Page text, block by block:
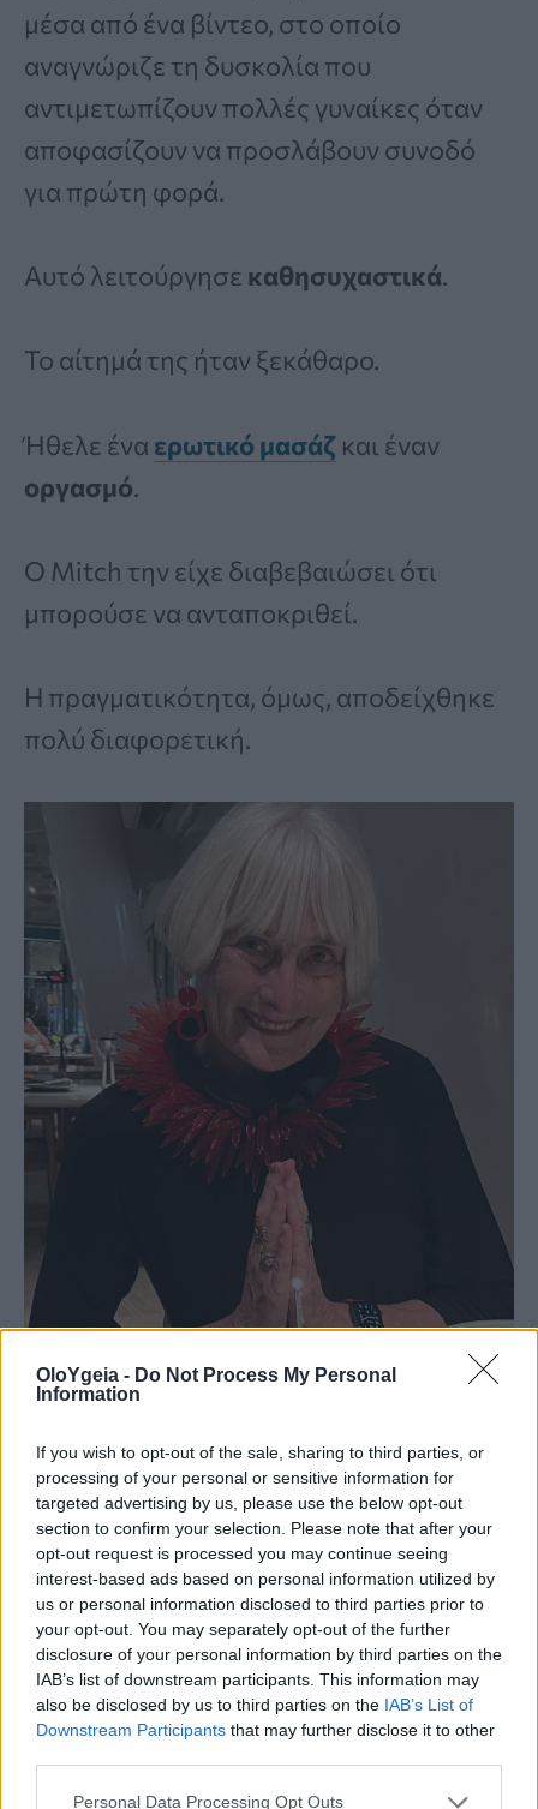
OloYgeia - Do Not Process My Personal
Information
If you wish to opt-out of the sale, sharing to third parties, or
processing of your personal or sensitive information for
targeted advertising by us, please use the below opt-out
section to confirm your selection. Please note that after your
opt-out request is processed you may continue seeing
interest-based ads based on personal information utilized by
us or personal information disclosed to third parties prior to
your opt-out. You may separately opt-out of the further
disclosure of your personal information by third parties on the
IAB’s list of downstream participants. This information may
also be disclosed by us to third parties on the IAB’s List of
Downstream Participants that may further disclose it to other
Personal Data Processing Opt Outs
μέσα από ένα βίντεο, στο οποίο
αναγνώριζε τη δυσκολία που
αντιμετωπίζουν πολλές γυναίκες όταν
αποφασίζουν να προσλάβουν συνοδό
για πρώτη φορά.
Αυτό λειτούργησε καθησυχαστικά.
Το αίτημά της ήταν ξεκάθαρο.
Ήθελε ένα ερωτικό μασάζ και έναν
οργασμό.
Ο Mitch την είχε διαβεβαιώσει ότι
μπορούσε να ανταποκριθεί.
Η πραγματικότητα, όμως, αποδείχθηκε
πολύ διαφορετική.
Φωτογραφία: Gail Rice
«Φοβόμουν ότι θα αποκοιμηθώ
από την ανία»
Η συνάντηση όχι μόνο δεν
ανταποκρίθηκε στις προσδοκίες της,
αλλά άφησε πίσω της ένααίσθημα